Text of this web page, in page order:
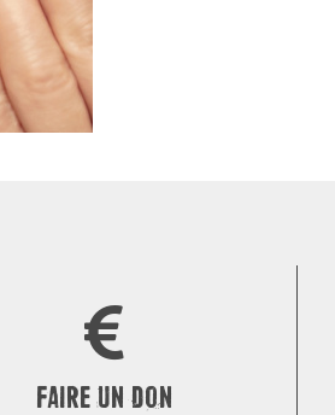
FAIRE UN DON